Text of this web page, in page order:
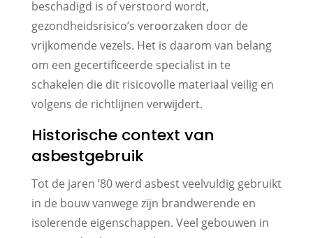
beschadigd is of verstoord wordt,
gezondheidsrisico’s veroorzaken door de
vrijkomende vezels. Het is daarom van belang
om een gecertificeerde specialist in te
schakelen die dit risicovolle materiaal veilig en
volgens de richtlijnen verwijdert.
Historische context van
asbestgebruik
Tot de jaren ’80 werd asbest veelvuldig gebruikt
in de bouw vanwege zijn brandwerende en
isolerende eigenschappen. Veel gebouwen in